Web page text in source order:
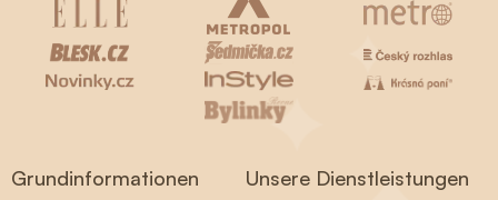
Grundinformationen Unsere Dienstleistungen